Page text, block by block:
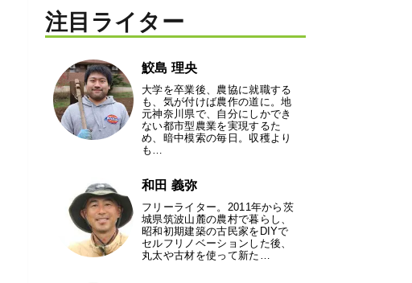
注目ライター
鮫島 理央
大学を卒業後、農協に就職する
も、気が付けば農作の道に。地
元神奈川県で、自分にしかでき
ない都市型農業を実現するた
め、暗中模索の毎日。収穫より
も…
和田 義弥
フリーライター。2011年から茨
城県筑波山麓の農村で暮らし、
昭和初期建築の古民家をDIYで
セルフリノベーションした後、
丸太や古材を使って新た…